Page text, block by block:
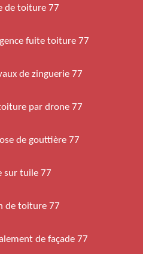
de toiture 77
fuite toiture 77
de zinguerie 77
par drone 77
de gouttière 77
sur tuile 77
de toiture 77
de façade 77